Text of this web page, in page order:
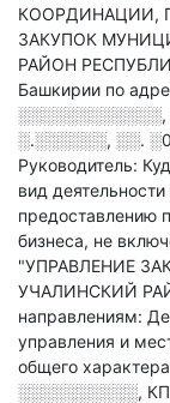
КООРДИНАЦИИ,
ЗАКУПОК
РАЙОН
Башкирии по
░░░░░░░░░░░░,
░.░░░░░░, ░░. ░0
Руководитель:
вид
предоставлению
бизнеса, не
"УПРАВЛЕНИЕ
УЧАЛИНСКИЙ
направлениям:
управления и
общего характера
░░░░░░░░░░,